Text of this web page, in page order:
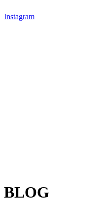
Instagram
BLOG